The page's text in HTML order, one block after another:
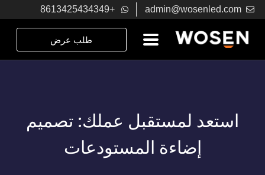
admin@wosenled.com
+8613425434349
طلب عرض
استعد لمستقبل عملك: تصميم
إضاءة المستودعات